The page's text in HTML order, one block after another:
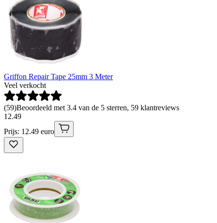
Griffon Repair Tape 25mm 3 Meter
Veel verkocht
(59)Beoordeeld met 3.4 van de 5 sterren, 59 klantreviews
12.49
Prijs: 12.49 euro